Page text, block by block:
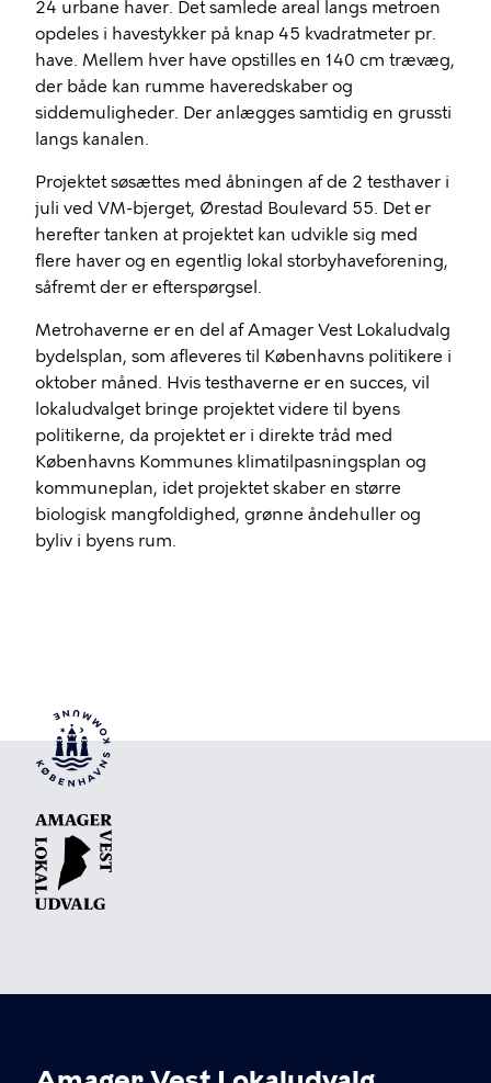
24 urbane haver. Det samlede areal langs metroen
opdeles i havestykker på knap 45 kvadratmeter pr.
have. Mellem hver have opstilles en 140 cm trævæg,
der både kan rumme haveredskaber og
siddemuligheder. Der anlægges samtidig en grussti
langs kanalen.
Projektet søsættes med åbningen af de 2 testhaver i
juli ved VM-bjerget, Ørestad Boulevard 55. Det er
herefter tanken at projektet kan udvikle sig med
flere haver og en egentlig lokal storbyhaveforening,
såfremt der er efterspørgsel.
Metrohaverne er en del af Amager Vest Lokaludvalg
bydelsplan, som afleveres til Københavns politikere i
oktober måned. Hvis testhaverne er en succes, vil
lokaludvalget bringe projektet videre til byens
politikerne, da projektet er i direkte tråd med
Københavns Kommunes klimatilpasningsplan og
kommuneplan, idet projektet skaber en større
biologisk mangfoldighed, grønne åndehuller og
byliv i byens rum.